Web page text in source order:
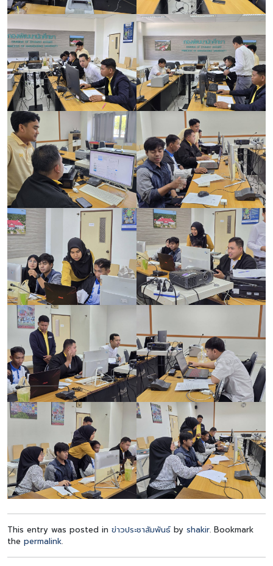
This entry was posted in ข่าวประชาสัมพันธ์ by shakir. Bookmark
the permalink.